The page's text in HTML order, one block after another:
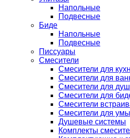
Напольные
Подвесные
Биде
Напольные
Подвесные
Писсуары
Смесители
Смесители для
Смесители для
Смесители для
Смесители для
Смесители
Смесители для
Душевые системы
Комплекты